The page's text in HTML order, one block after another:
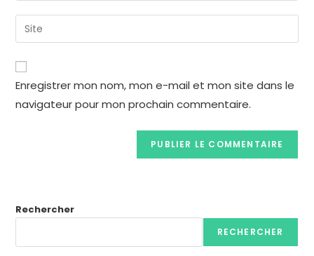
Enregistrer mon nom, mon e-mail et mon site dans le
navigateur pour mon prochain commentaire.
Rechercher
RECHERCHER